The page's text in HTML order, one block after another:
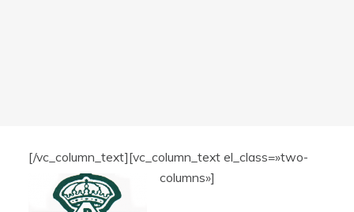
[/vc_column_text][vc_column_text el_class=»two-
columns»]